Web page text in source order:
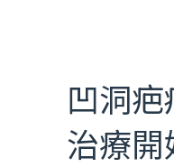
凹洞
治療開